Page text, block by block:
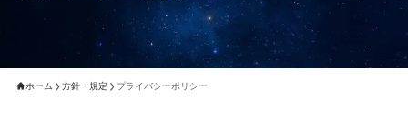
ホーム 方針・規定 プライバシーポリシー